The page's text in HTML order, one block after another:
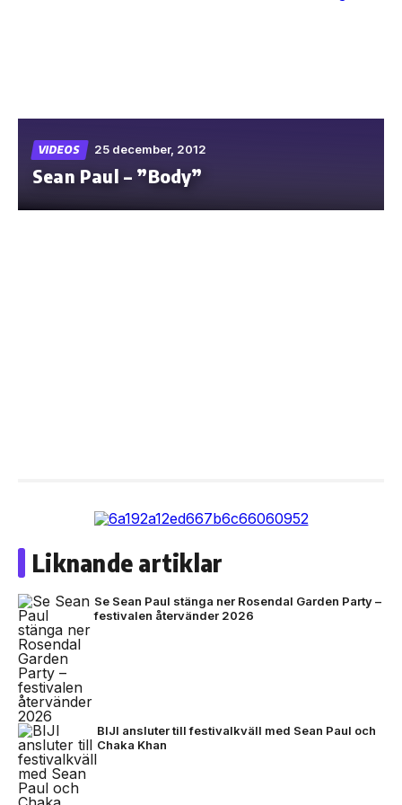
content
VIDEOS 25 december, 2012
Sean Paul – ”Body”
Liknande artiklar
Se Sean Paul stänga ner Rosendal Garden Party –
festivalen återvänder 2026
BIJI ansluter till festivalkväll med Sean Paul och
Chaka Khan